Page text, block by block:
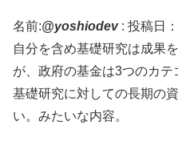
名前:@yoshiodev: 投稿日
自分を含め基礎研究は成果
が、政府の基金は3つのカ
基礎研究に対しての長期の
い。みたいな内容。